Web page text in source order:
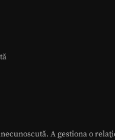
A gestiona o